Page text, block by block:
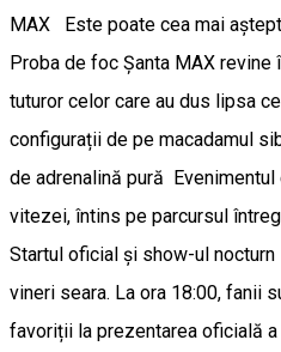
MAX Este poate cea mai
Proba de foc Șanta MAX revine
tuturor celor care au dus lipsa
configurații de pe macadamul
de adrenalină pură
vitezei, întins pe parcursul
Startul oficial și show-ul
vineri seara. La ora 18:00, fanii
favoriții la prezentarea oficială